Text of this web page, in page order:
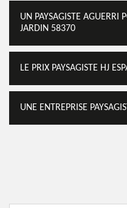
UN PAYSAGISTE AGUERRI
JARDIN 58370
LE PRIX PAYSAGISTE HJ
UNE ENTREPRISE